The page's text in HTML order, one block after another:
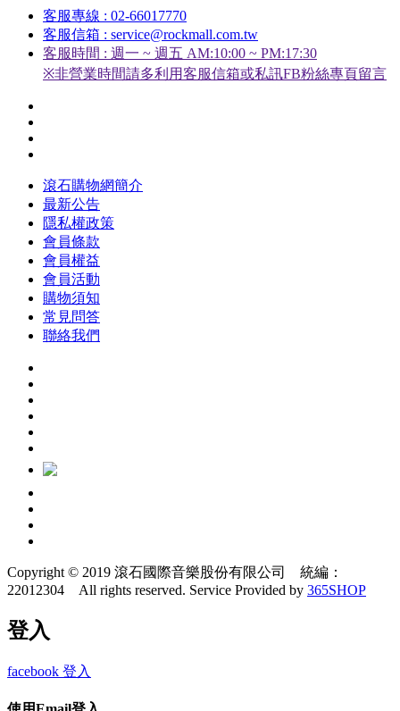
客服專線 : 02-66017770
客服信箱 : service@rockmall.com.tw
客服時間 : 週一 ~ 週五 AM:10:00 ~ PM:17:30
※非營業時間請多利用客服信箱或私訊FB粉絲專頁留言
滾石購物網簡介
最新公告
隱私權政策
會員條款
會員權益
會員活動
購物須知
常見問答
聯絡我們
Copyright © 2019 滾石國際音樂股份有限公司 統編：
22012304 All rights reserved. Service Provided by 365SHOP
登入
facebook 登入